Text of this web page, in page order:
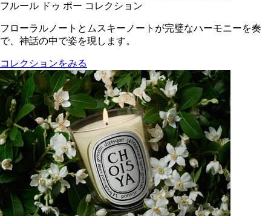
フルール ドゥ ポー コレクション
フローラルノートとムスキーノートが完璧なハーモニーを奏
で、神話の中で姿を現します。
コレクションをみる